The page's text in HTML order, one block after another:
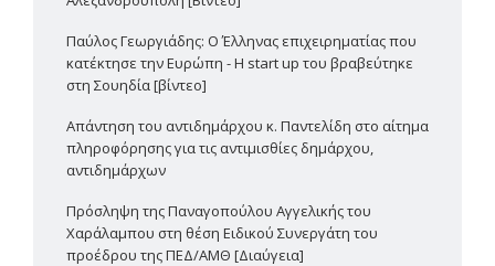
Παύλος Γεωργιάδης: Ο Έλληνας επιχειρηματίας που
κατέκτησε την Ευρώπη - Η start up του βραβεύτηκε
στη Σουηδία [βίντεο]
Απάντηση του αντιδημάρχου κ. Παντελίδη στο αίτημα
πληροφόρησης για τις αντιμισθίες δημάρχου,
αντιδημάρχων
Πρόσληψη της Παναγοπούλου Αγγελικής του
Χαράλαμπου στη θέση Ειδικού Συνεργάτη του
προέδρου της ΠΕΔ/ΑΜΘ [Διαύγεια]